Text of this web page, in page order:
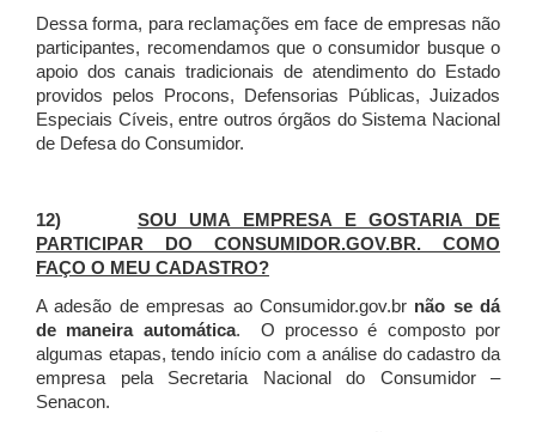
Dessa forma, para reclamações em face de empresas não
participantes, recomendamos que o consumidor busque o
apoio dos canais tradicionais de atendimento do Estado
providos pelos Procons, Defensorias Públicas, Juizados
Especiais Cíveis, entre outros órgãos do Sistema Nacional
de Defesa do Consumidor.
12) SOU UMA EMPRESA E GOSTARIA DE
PARTICIPAR DO CONSUMIDOR.GOV.BR. COMO
FAÇO O MEU CADASTRO?
A adesão de empresas ao Consumidor.gov.br não se dá
de maneira automática. O processo é composto por
algumas etapas, tendo início com a análise do cadastro da
empresa pela Secretaria Nacional do Consumidor –
Senacon.